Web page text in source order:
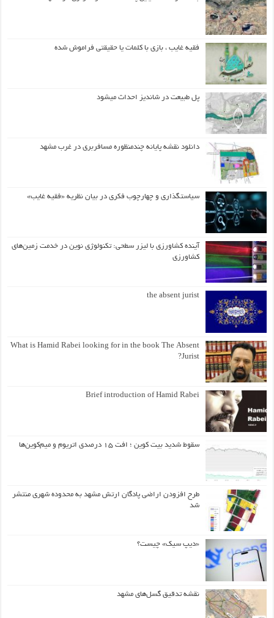
فقیه غایب ، بازی با کلمات یا حقیقتی فراموش شده
پل طبیعت در شاندیز احداث میشود
دانلود نقشه پایانه چندمنظوره مسافربری در غرب مشهد
سیاستگذاری و چهارچوب فکری در بیان نظریه «فقیه غایب»
آینده کشاورزی با لیزر سطحی: تکنولوژی نوین در خدمت زمین‌های
کشاورزی
the absent jurist
What is Hamid Rabei looking for in the book The Absent
Jurist?
Brief introduction of Hamid Rabei
سقوط شدید بیت کوین ؛ افت ۱۵ درصدی اتریوم و میم‌کوین‌ها
طرح افزودن اراضی پادگان ارتش مشهد به محدوده شهری منتشر
شد
«دیپ سیک» چیست؟
نقشه تدقیق گسل‌های مشهد